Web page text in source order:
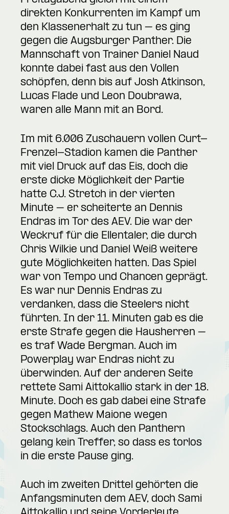
direkten Konkurrenten im Kampf um
den Klassenerhalt zu tun – es ging
gegen die Augsburger Panther. Die
Mannschaft von Trainer Daniel Naud
konnte dabei fast aus den Vollen
schöpfen, denn bis auf Josh Atkinson,
Lucas Flade und Leon Doubrawa,
waren alle Mann mit an Bord.
Im mit 6.006 Zuschauern vollen Curt-
Frenzel-Stadion kamen die Panther
mit viel Druck auf das Eis, doch die
erste dicke Möglichkeit der Partie
hatte C.J. Stretch in der vierten
Minute – er scheiterte an Dennis
Endras im Tor des AEV. Die war der
Weckruf für die Ellentaler, die durch
Chris Wilkie und Daniel Weiß weitere
gute Möglichkeiten hatten. Das Spiel
war von Tempo und Chancen geprägt.
Es war nur Dennis Endras zu
verdanken, dass die Steelers nicht
führten. In der 11. Minuten gab es die
erste Strafe gegen die Hausherren –
es traf Wade Bergman. Auch im
Powerplay war Endras nicht zu
überwinden. Auf der anderen Seite
rettete Sami Aittokallio stark in der 18.
Minute. Doch es gab dabei eine Strafe
gegen Mathew Maione wegen
Stockschlags. Auch den Panthern
gelang kein Treffer, so dass es torlos
in die erste Pause ging.
Auch im zweiten Drittel gehörten die
Anfangsminuten dem AEV, doch Sami